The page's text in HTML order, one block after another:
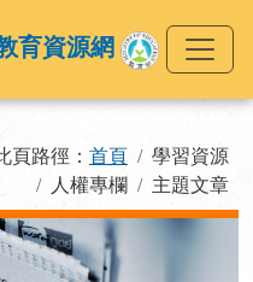
育資源網
頁路徑： 首頁
學習資源
人權專欄
主題文章